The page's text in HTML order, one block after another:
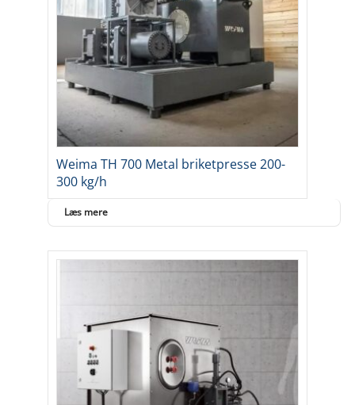
Weima TH 700 Metal briketpresse 200-
300 kg/h
Læs mere